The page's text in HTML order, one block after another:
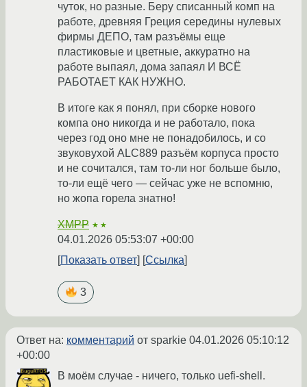
чуток, но разные. Беру списанный комп на
работе, древняя Греция середины нулевых
фирмы ДЕПО, там разъёмы еще
пластиковые и цветные, аккуратно на
работе выпаял, дома запаял И ВСЁ
РАБОТАЕТ КАК НУЖНО.
В итоге как я понял, при сборке нового
компа оно никогда и не работало, пока
через год оно мне не понадобилось, и со
звуковухой ALC889 разъём корпуса просто
и не сочитался, там то-ли ног больше было,
то-ли ещё чего — сейчас уже не вспомню,
но жопа горела знатно!
XMPP ★★
04.01.2026 05:53:07 +00:00
Показать ответ
Ссылка
3
Ответ на: комментарий от sparkie 04.01.2026 05:10:12
+00:00
В моём случае - ничего, только uefi-shell.